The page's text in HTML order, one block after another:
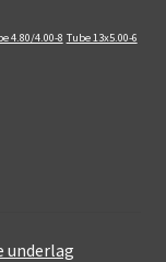
4.80/4.00-8 Tube 13x5.00-6
underlag